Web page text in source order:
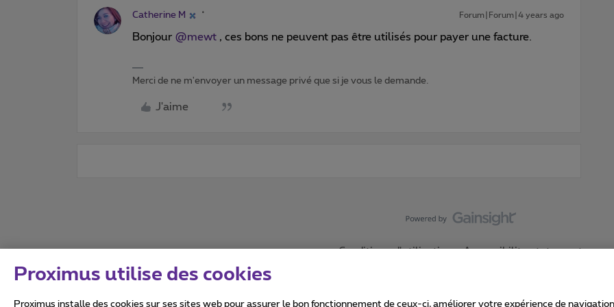
Catherine M Forum|Forum|4 years ago
Bonjour @mewt , ces bons ne peuvent pas être utilisés pour payer une facture.
Merci de ne m'envoyer un message privé que si je vous le demande.
J'aime
Conditions d'utilisation Accessibility statement
Proximus utilise des cookies
Proximus installe des cookies sur ses sites web pour assurer le bon fonctionnement de ceux-ci, améliorer votre expérience de